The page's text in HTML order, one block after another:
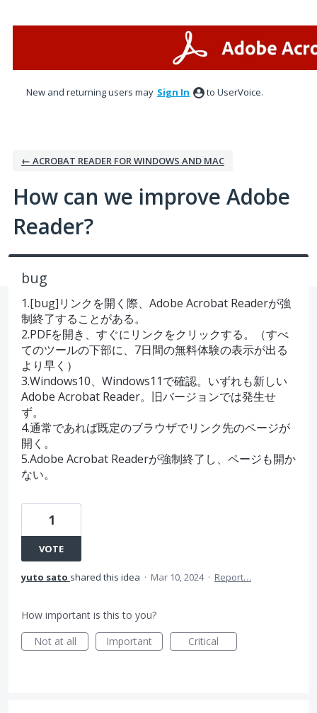
New and returning users may Sign In to UserVoice.
← ACROBAT READER FOR WINDOWS AND MAC
How can we improve Adobe
Reader?
bug
1.[bug]リンクを開く際、Adobe Acrobat Readerが強
制終了することがある。
2.PDFを開き、すぐにリンクをクリックする。（すべ
てのツールの下部に、7日間の無料体験の表示が出る
より早く）
3.Windows10、Windows11で確認。いずれも新しい
Adobe Acrobat Reader。旧バージョンでは発生せ
ず。
4.通常であれば既定のブラウザでリンク先のページが
開く。
5.Adobe Acrobat Readerが強制終了し、ページも開か
ない。
1
VOTE
yuto sato shared this idea · Mar 10, 2024 · Report…
How important is this to you?
Not at all
Important Critical